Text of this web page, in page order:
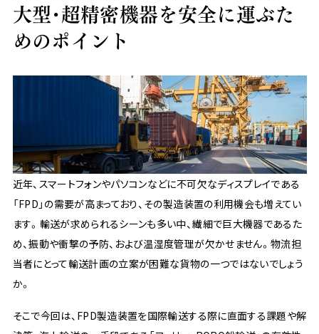
よくある質問
グループ船会社
国内輸送設備
国際輸送設備
CSR
環境対策
品質保証
地域活動について
その他
採用情報
プレスリリース
リンク集
各種約款
サイトポリシー
サイトマップ
大型・超精密機器を安全に運ぶた
めのポイント
近年、スマートフォンやパソコンなどに不可欠なディスプレイである
「FPD」の需要が高まっており、その製造装置の利用機会も増えてい
ます。輸送が求められるシーンも多い中、繊細で巨大機器であるた
め、振動や衝撃の予防、および温湿度管理が欠かせません。物流担
当者にとって輸送計画の立案が困難な貨物の一つではないでしょう
か。
そこで今回は、FPD製造装置を国際輸送する際に直面する課題や解